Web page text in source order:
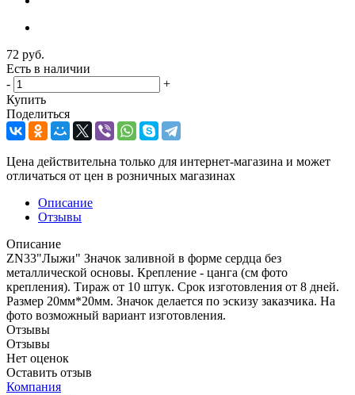
72 руб.
Есть в наличии
-
+
Купить
Поделиться
Цена действительна только для интернет-магазина и может
отличаться от цен в розничных магазинах
Описание
Отзывы
Описание
ZN33"Лыжи" Значок заливной в форме сердца без
металлической основы. Крепление - цанга (см фото
крепления). Тираж от 10 штук. Срок изготовления от 8 дней.
Размер 20мм*20мм. Значок делается по эскизу заказчика. На
фото возможный вариант изготовления.
Отзывы
Отзывы
Нет оценок
Оставить отзыв
Компания